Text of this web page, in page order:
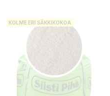
KOLME ERI SÄKKIKOKOA